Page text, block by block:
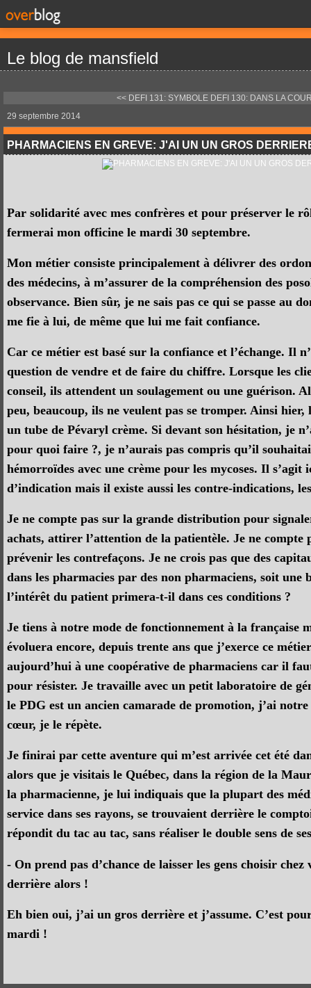
Le blog de mansfield
<< DEFI 131: SYMBOLE DEFI 130: DANS LA
29 septembre 2014
PHARMACIENS EN GREVE: J'AI UN UN GROS
Par solidarité avec mes confrères et pour préserver le
fermerai mon officine le mardi 30 septembre.
Mon métier consiste principalement à délivrer des
des médecins, à m’assurer de la compréhension des
observance. Bien sûr, je ne sais pas ce qui se passe au
me fie à lui, de même que lui me fait confiance.
Car ce métier est basé sur la confiance et l’échange. Il
question de vendre et de faire du chiffre. Lorsque les
conseil, ils attendent un soulagement ou une guérison.
peu, beaucoup, ils ne veulent pas se tromper. Ainsi hier,
un tube de Pévaryl crème. Si devant son hésitation, je
pour quoi faire ?, je n’aurais pas compris qu’il
hémorroïdes avec une crème pour les mycoses. Il s’agit
d’indication mais il existe aussi les contre-indications,
Je ne compte pas sur la grande distribution pour
achats, attirer l’attention de la patientèle. Je ne compte
prévenir les contrefaçons. Je ne crois pas que des
dans les pharmacies par des non pharmaciens, soit une
l’intérêt du patient primera-t-il dans ces conditions ?
Je tiens à notre mode de fonctionnement à la française
évoluera encore, depuis trente ans que j’exerce ce
aujourd’hui à une coopérative de pharmaciens car il
pour résister. Je travaille avec un petit laboratoire de
le PDG est un ancien camarade de promotion, j’ai
cœur, je le répète.
Je finirai par cette aventure qui m’est arrivée cet été
alors que je visitais le Québec, dans la région de la
la pharmacienne, je lui indiquais que la plupart des
service dans ses rayons, se trouvaient derrière le
répondit du tac au tac, sans réaliser le double sens de
- On prend pas d’chance de laisser les gens choisir chez
derrière alors !
Eh bien oui, j’ai un gros derrière et j’assume. C’est
mardi !